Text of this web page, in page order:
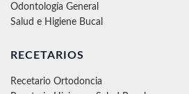
Odontología General
Salud e Higiene Bucal
RECETARIOS
Recetario Ortodoncia